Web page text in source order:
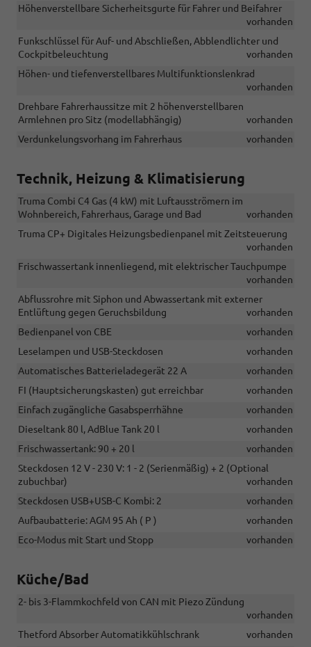
Höhenverstellbare Sicherheitsgurte für Fahrer und Beifahrer
vorhanden
Funkschlüssel für Auf- und Abschließen, Abblendlichter und
Cockpitbeleuchtung
vorhanden
Höhen- und tiefenverstellbares Multifunktionslenkrad
vorhanden
Drehbare Fahrerhaussitze mit 2 höhenverstellbaren
Armlehnen pro Sitz (modellabhängig)
vorhanden
Verdunkelungsvorhang im Fahrerhaus
vorhanden
Technik, Heizung & Klimatisierung
Truma Combi C4 Gas (4 kW) mit Luftausströmern im
Wohnbereich, Fahrerhaus, Garage und Bad
vorhanden
Truma CP+ Digitales Heizungsbedienpanel mit Zeitsteuerung
vorhanden
Frischwassertank innenliegend, mit elektrischer Tauchpumpe
vorhanden
Abflussrohre mit Siphon und Abwassertank mit externer
Entlüftung gegen Geruchsbildung
vorhanden
Bedienpanel von CBE
vorhanden
Leselampen und USB-Steckdosen
vorhanden
Automatisches Batterieladegerät 22 A
vorhanden
FI (Hauptsicherungskasten) gut erreichbar
vorhanden
Einfach zugängliche Gasabsperrhähne
vorhanden
Dieseltank 80 l, AdBlue Tank 20 l
vorhanden
Frischwassertank: 90 + 20 l
vorhanden
Steckdosen 12 V - 230 V: 1 - 2 (Serienmäßig) + 2 (Optional
zubuchbar)
vorhanden
Steckdosen USB+USB-C Kombi: 2
vorhanden
Aufbaubatterie: AGM 95 Ah ( P )
vorhanden
Eco-Modus mit Start und Stopp
vorhanden
Küche/Bad
2- bis 3-Flammkochfeld von CAN mit Piezo Zündung
vorhanden
Thetford Absorber Automatikkühlschrank
vorhanden